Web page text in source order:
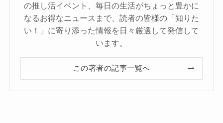
の推し活イベント、毎日の生活がちょっと豊かに
なるお得なニュースまで、読者の皆様の「知りた
い！」に寄り添った情報を日々厳選して発信して
います。
この著者の記事一覧へ